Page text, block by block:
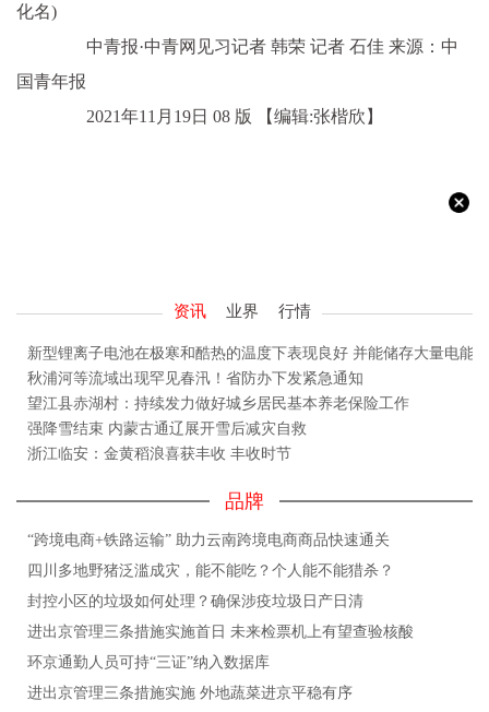
化名)
中青报·中青网见习记者 韩荣 记者 石佳 来源：中
国青年报
2021年11月19日 08 版
【编辑:张楷欣】
资讯 业界 行情
新型锂离子电池在极寒和酷热的温度下表现良好 并能储存大量电能
秋浦河等流域出现罕见春汛！省防办下发紧急通知
望江县赤湖村：持续发力做好城乡居民基本养老保险工作
强降雪结束 内蒙古通辽展开雪后减灾自救
浙江临安：金黄稻浪喜获丰收 丰收时节
品牌
“跨境电商+铁路运输” 助力云南跨境电商商品快速通关
四川多地野猪泛滥成灾，能不能吃？个人能不能猎杀？
封控小区的垃圾如何处理？确保涉疫垃圾日产日清
进出京管理三条措施实施首日 未来检票机上有望查验核酸
环京通勤人员可持“三证”纳入数据库
进出京管理三条措施实施 外地蔬菜进京平稳有序